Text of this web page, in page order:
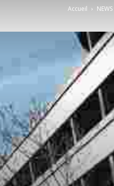
Accueil NEWS